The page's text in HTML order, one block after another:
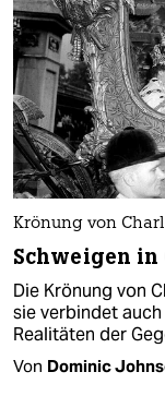
Krönung von
Schweigen in
Die Krönung von
sie verbindet
Realitäten der
Von Dominic